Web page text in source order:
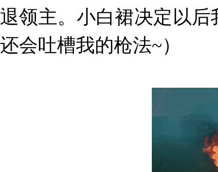
退领主。小白裙决定以
还会吐槽我的枪法~）